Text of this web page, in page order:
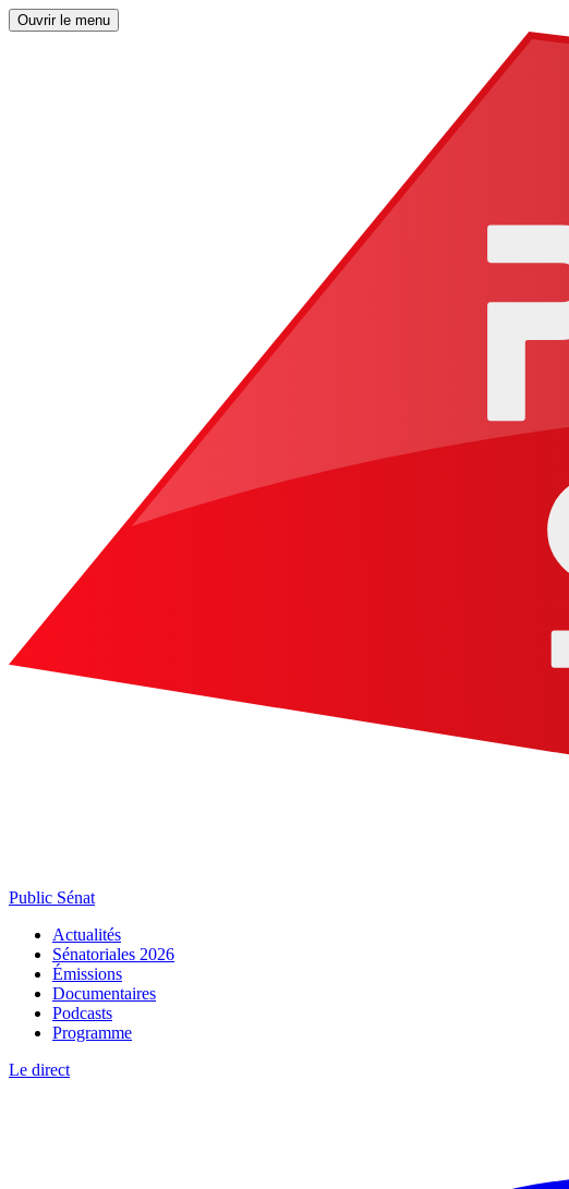
Ouvrir le menu
Public Sénat
Actualités
Sénatoriales 2026
Émissions
Documentaires
Podcasts
Programme
Le direct